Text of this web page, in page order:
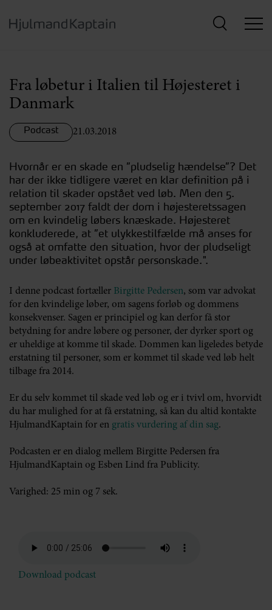
hovedindhold
Fra løbetur i Italien til Højesteret i
Danmark
Podcast 21.03.2018
Hvornår er en skade en ”pludselig hændelse”? Det
har der ikke tidligere været en klar definition på i
relation til skader opstået ved løb. Men den 5.
september 2017 faldt der dom i højesteretssagen
om en kvindelig løbers knæskade. Højesteret
konkluderede, at ”et ulykkestilfælde må anses for
også at omfatte den situation, hvor der pludseligt
under løbeaktivitet opstår personskade.".
I denne podcast fortæller Birgitte Pedersen, som var advokat
for den kvindelige løber, om sagens forløb og dommens
konsekvenser. Sagen er principiel og kan derfor få stor
betydning for andre løbere og personer, der dyrker sport og
er uheldige at komme til skade. Dommen kan ligeledes betyde
erstatning til personer, som er kommet til skade ved løb helt
tilbage fra 2014.
Er du selv kommet til skade ved løb og er i tvivl om, hvorvidt
du har mulighed for at få erstatning, så kan du altid kontakte
HjulmandKaptain for en gratis vurdering af din sag.
Podcasten er en dialog mellem Birgitte Pedersen fra
HjulmandKaptain og Esben Lind fra Publicity.
Varighed: 25 min og 7 sek.
Download podcast